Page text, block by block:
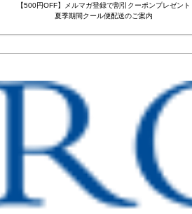
【500円OFF】メルマガ登録で割引クーポンプレゼント
夏季期間クール便配送のご案内